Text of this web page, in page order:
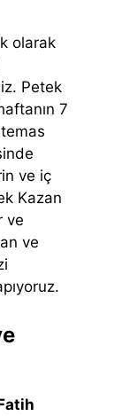
olarak
Petek
7
ve iç
Kazan
ve
ve